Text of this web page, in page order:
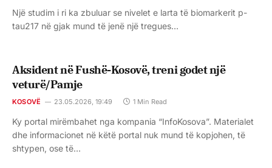
Një studim i ri ka zbuluar se nivelet e larta të biomarkerit p-
tau217 në gjak mund të jenë një tregues…
Aksident në Fushë-Kosovë, treni godet një
veturë/Pamje
KOSOVË 23.05.2026, 19:49 1 Min Read
Ky portal mirëmbahet nga kompania “InfoKosova”. Materialet
dhe informacionet në këtë portal nuk mund të kopjohen, të
shtypen, ose të…